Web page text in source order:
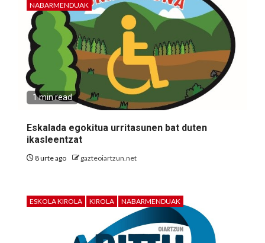
NABARMENDUAK
1 min read
Eskalada egokitua urritasunen bat duten
ikasleentzat
8 urte ago gazteoiartzun.net
ESKOLA KIROLA KIROLA NABARMENDUAK